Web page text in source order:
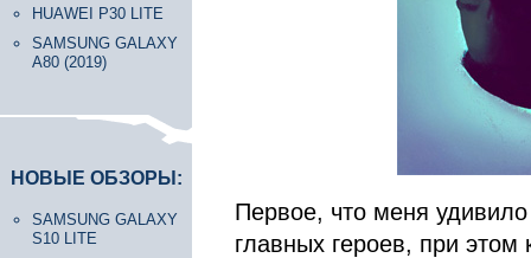
HUAWEI P30 LITE
SAMSUNG GALAXY
A80 (2019)
НОВЫЕ ОБЗОРЫ:
SAMSUNG GALAXY
S10 LITE
Первое, что меня
главных героев, при